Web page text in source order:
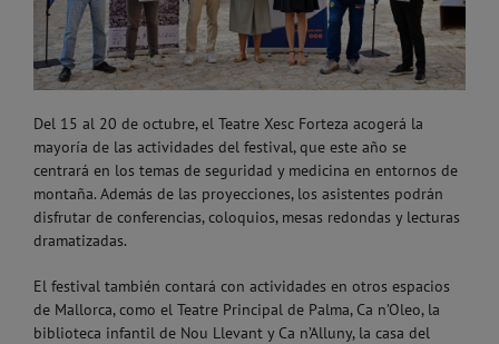
Del 15 al 20 de octubre, el Teatre Xesc Forteza acogerá la
mayoría de las actividades del festival, que este año se
centrará en los temas de seguridad y medicina en entornos de
montaña. Además de las proyecciones, los asistentes podrán
disfrutar de conferencias, coloquios, mesas redondas y lecturas
dramatizadas.
El festival también contará con actividades en otros espacios
de Mallorca, como el Teatre Principal de Palma, Ca n’Oleo, la
biblioteca infantil de Nou Llevant y Ca n’Alluny, la casa del